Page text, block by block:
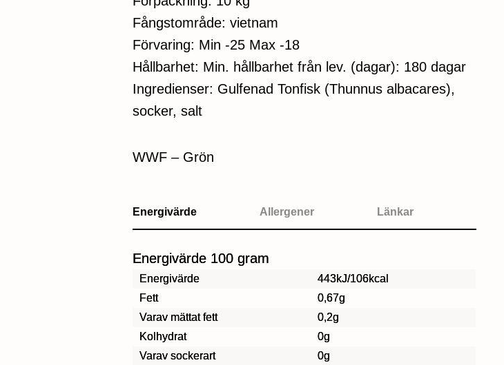
Fångstområde: vietnam
Förvaring: Min -25 Max -18
Hållbarhet: Min. hållbarhet från lev. (dagar): 180 dagar
Ingredienser: Gulfenad Tonfisk (Thunnus albacares),
socker, salt
WWF – Grön
Energivärde Allergener Länkar
Energivärde 100 gram
Energivärde
443kJ/106kcal
Fett
0,67g
Varav mättat fett
0,2g
Kolhydrat
0g
Varav sockerart
0g